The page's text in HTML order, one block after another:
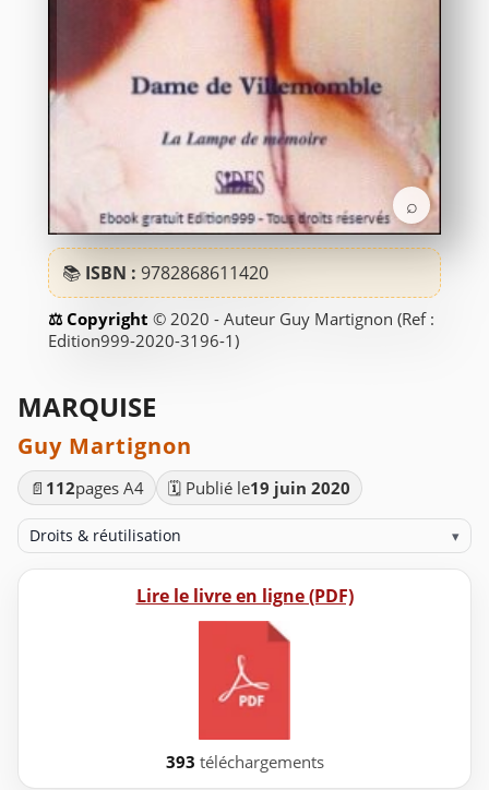
⌕
📚 ISBN : 9782868611420
© 2020 - Auteur Guy Martignon (Ref :
Edition999-2020-3196-1)
MARQUISE
Guy Martignon
📄 112pages A4 🗓️ Publié le19 juin 2020
Droits & réutilisation ▾
Lire le livre en ligne (PDF)
393 téléchargements